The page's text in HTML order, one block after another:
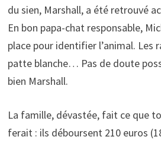
du sien, Marshall, a été retrouvé
En bon papa-chat responsable,
place pour identifier l’animal. Les
patte blanche… Pas de doute
bien Marshall.
La famille, dévastée, fait ce que
ferait : ils déboursent 210 euros